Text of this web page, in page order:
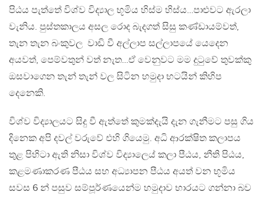
පිඨය පැත්තේ විශ්ව විද්‍යාල භූමිය හිස්ම හිස්ය…පාළුවට ඇරලා
වැනිය. පුස්තකාලය අසල රොද බැදගත් සිසු කණ්ඩායම්වත්,
තැන තැන බංකුවල ‍ වාඩි වී අල්ලාප සල්ලාපයේ යෙදෙන
අයවත්, පෙම්වතුන් වත් නැත…ඒ වෙනුවට මම දුටුවේ තුවක්කු
ඔසවාගෙන තැන් තැන් වල සිටින හමුදා භටයින් කිහිප
දෙනෙකි.
විශ්ව විද්‍යාලයට සිදු වී ඇත්තේ කුමක්දැයි දැන ගැනීමට පසු ගිය
දිනෙක අපි දවල් වරුවේ එහි ගියෙමු. අධි ආරක්ෂිත කලාපය
තුළ පිහිටා ඇති නිසා විශ්ව විද්‍යාල‍ෙය් කලා පීඨය, නීති පිඨය,
කළමණාකරණ පීඨය සහ අධ්‍ය‍ාපන පීඨය අයත් වන භූමිය
සවස 6 න් පසුව සම්පූර්ණයෙන්ම හමුදාව ‍භාරයට ගන්නා බව